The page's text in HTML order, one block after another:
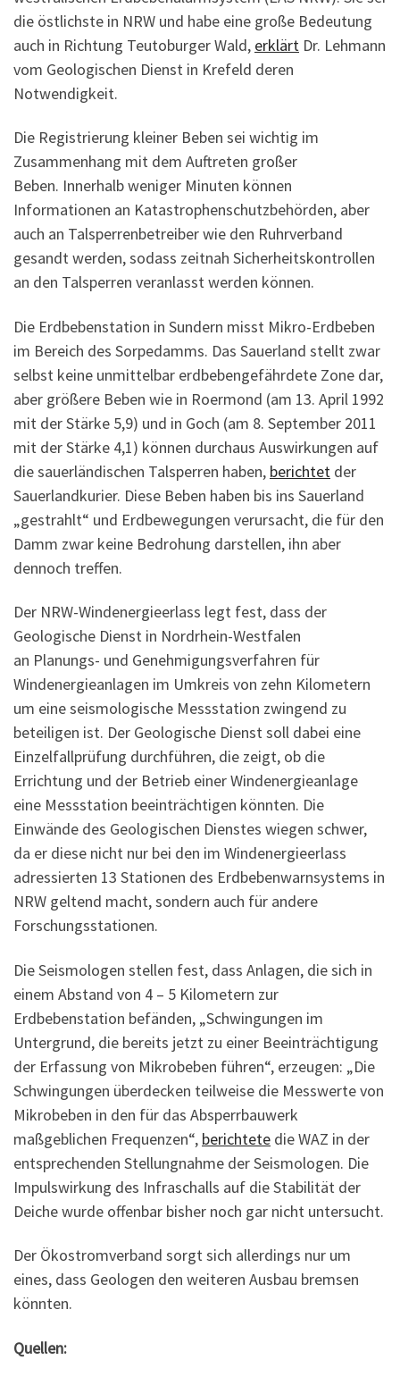
die östlichste in NRW und habe eine große Bedeutung
auch in Richtung Teutoburger Wald, erklärt Dr. Lehmann
vom Geologischen Dienst in Krefeld deren
Notwendigkeit.
Die Registrierung kleiner Beben sei wichtig im
Zusammenhang mit dem Auftreten großer
Beben. Innerhalb weniger Minuten können
Informationen an Katastrophenschutzbehörden, aber
auch an Talsperrenbetreiber wie den Ruhrverband
gesandt werden, sodass zeitnah Sicherheitskontrollen
an den Talsperren veranlasst werden können.
Die Erdbebenstation in Sundern misst Mikro-Erdbeben
im Bereich des Sorpedamms. Das Sauerland stellt zwar
selbst keine unmittelbar erdbebengefährdete Zone dar,
aber größere Beben wie in Roermond (am 13. April 1992
mit der Stärke 5,9) und in Goch (am 8. September 2011
mit der Stärke 4,1) können durchaus Auswirkungen auf
die sauerländischen Talsperren haben, berichtet der
Sauerlandkurier. Diese Beben haben bis ins Sauerland
„gestrahlt“ und Erdbewegungen verursacht, die für den
Damm zwar keine Bedrohung darstellen, ihn aber
dennoch treffen.
Der NRW-Windenergieerlass legt fest, dass der
Geologische Dienst in Nordrhein-Westfalen
an Planungs- und Genehmigungsverfahren für
Windenergieanlagen im Umkreis von zehn Kilometern
um eine seismologische Messstation zwingend zu
beteiligen ist. Der Geologische Dienst soll dabei eine
Einzelfallprüfung durchführen, die zeigt, ob die
Errichtung und der Betrieb einer Windenergieanlage
eine Messstation beeinträchtigen könnten. Die
Einwände des Geologischen Dienstes wiegen schwer,
da er diese nicht nur bei den im Windenergieerlass
adressierten 13 Stationen des Erdbebenwarnsystems in
NRW geltend macht, sondern auch für andere
Forschungsstationen.
Die Seismologen stellen fest, dass Anlagen, die sich in
einem Abstand von 4 – 5 Kilometern zur
Erdbebenstation befänden, „Schwingungen im
Untergrund, die bereits jetzt zu einer Beeinträchtigung
der Erfassung von Mikrobeben führen“, erzeugen: „Die
Schwingungen überdecken teilweise die Messwerte von
Mikrobeben in den für das Absperrbauwerk
maßgeblichen Frequenzen“, berichtete die WAZ in der
entsprechenden Stellungnahme der Seismologen. Die
Impulswirkung des Infraschalls auf die Stabilität der
Deiche wurde offenbar bisher noch gar nicht untersucht.
Der Ökostromverband sorgt sich allerdings nur um
eines, dass Geologen den weiteren Ausbau bremsen
könnten.
Quellen: